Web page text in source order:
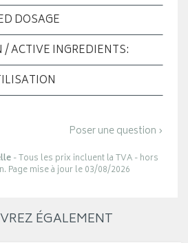
DOSAGE
ACTIVE INGREDIENTS:
Poser une question ›
- Tous les prix incluent la TVA - hors
Page mise à jour le 03/08/2026
ÉGALEMENT